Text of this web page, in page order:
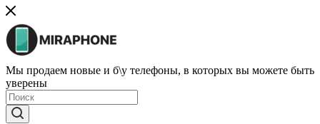
Мы продаем новые и б\у телефоны, в которых вы можете быть
уверены